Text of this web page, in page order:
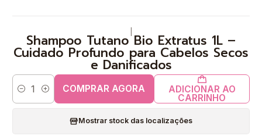
Shampoo Tutano Bio Extratus 1L –
Cuidado Profundo para Cabelos Secos
e Danificados
Quantidade ADICIONAR AO
CARRINHO
COMPRAR AGORA
Mostrar stock das localizações